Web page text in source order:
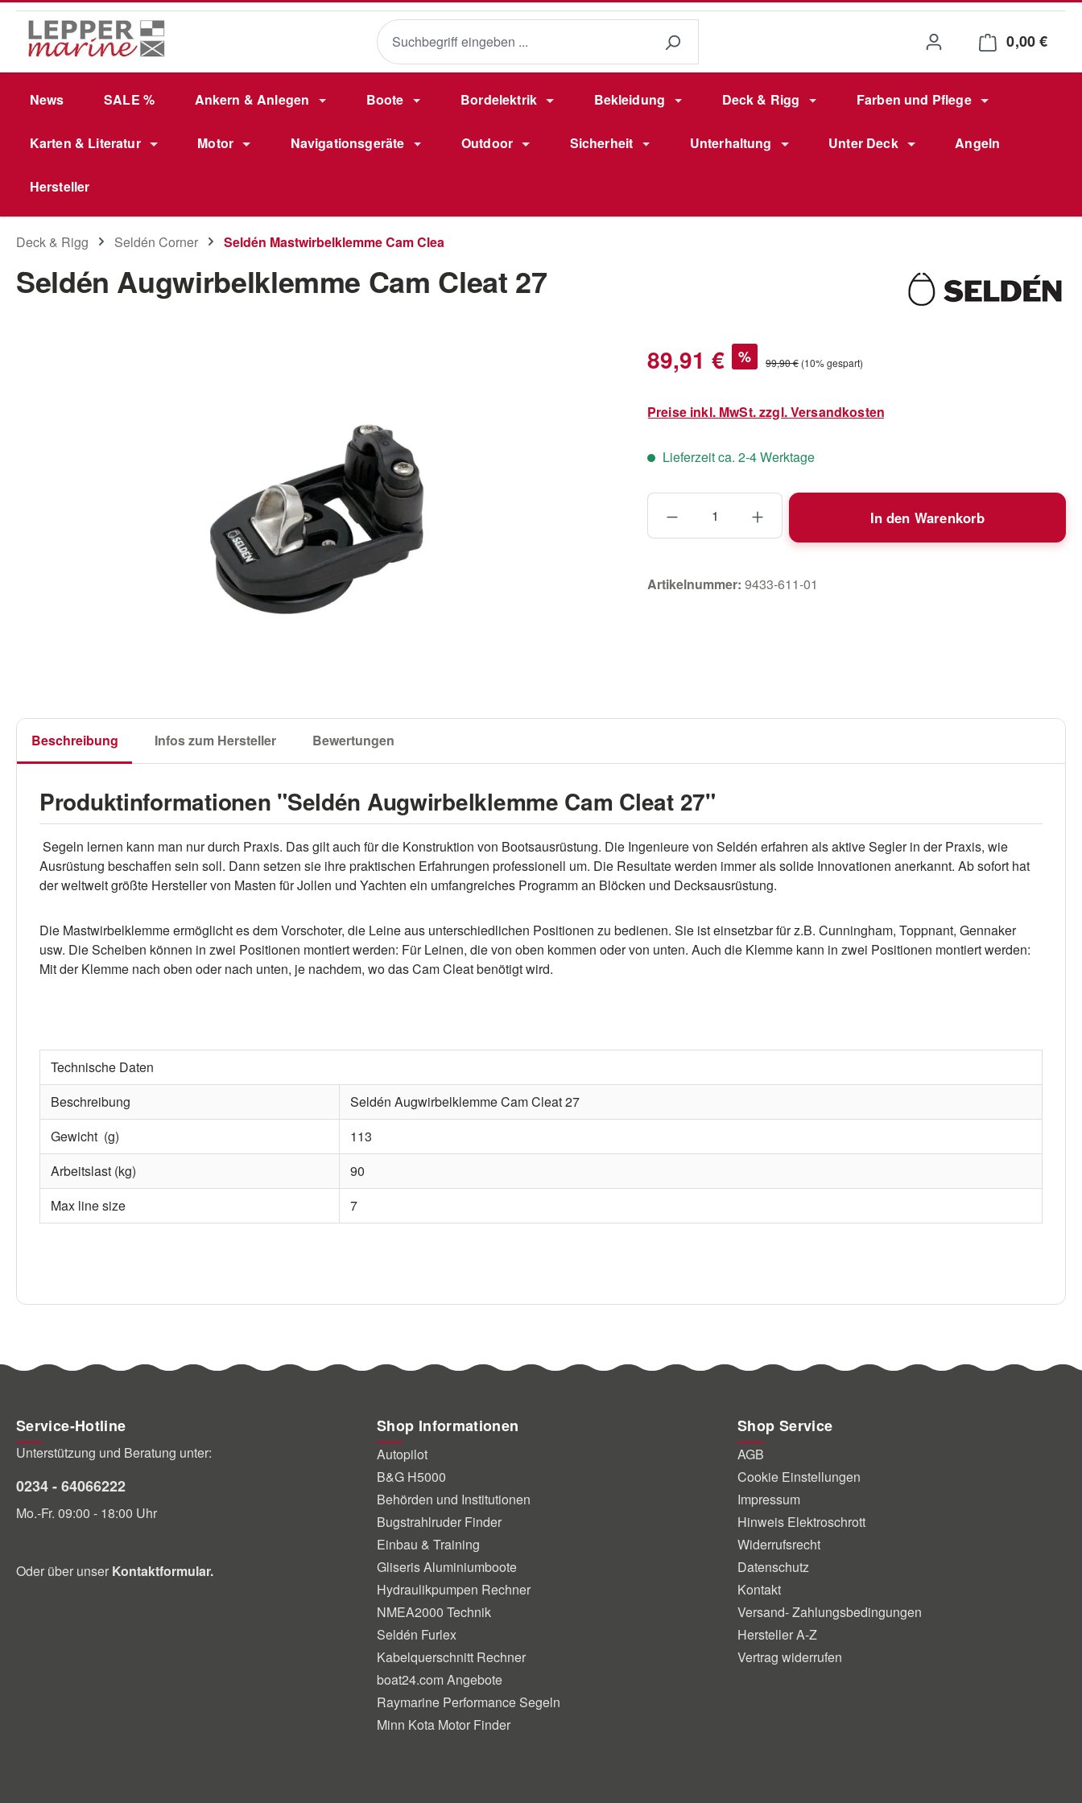
Hauptinhalt springen
Zur Suche springen
Zur Hauptnavigation springen
0,00 €
News SALE % Ankern & Anlegen Boote Bordelektrik Bekleidung Deck & Rigg Farben und Pflege
Karten & Literatur Motor Navigationsgeräte Outdoor Sicherheit Unterhaltung Unter Deck Angeln
Hersteller
Deck & Rigg Seldén Corner Seldén Mastwirbelklemme Cam Clea
Seldén Augwirbelklemme Cam Cleat 27
Verkaufspreis:
89,91 € % Regulärer Preis:
99,90 € (10% gespart)
Preise inkl. MwSt. zzgl. Versandkosten
Lieferzeit ca. 2-4 Werktage
Produkt Anzahl: Gib den gewünschten Wert
In den Warenkorb
Artikelnummer: 9433-611-01
Beschreibung Infos zum Hersteller Bewertungen
Produktinformationen "Seldén Augwirbelklemme Cam Cleat 27"
Segeln lernen kann man nur durch Praxis. Das gilt auch für die Konstruktion von Bootsausrüstung. Die Ingenieure von Seldén erfahren als aktive Segler in der Praxis, wie
Ausrüstung beschaffen sein soll. Dann setzen sie ihre praktischen Erfahrungen professionell um. Die Resultate werden immer als solide Innovationen anerkannt. Ab sofort hat
der weltweit größte Hersteller von Masten für Jollen und Yachten ein umfangreiches Programm an Blöcken und Decksausrüstung.
Die Mastwirbelklemme ermöglicht es dem Vorschoter, die Leine aus unterschiedlichen Positionen zu bedienen. Sie ist einsetzbar für z.B. Cunningham, Toppnant, Gennaker
usw. Die Scheiben können in zwei Positionen montiert werden: Für Leinen, die von oben kommen oder von unten. Auch die Klemme kann in zwei Positionen montiert werden:
Mit der Klemme nach oben oder nach unten, je nachdem, wo das Cam Cleat benötigt wird.
Technische Daten
Beschreibung
Seldén Augwirbelklemme Cam Cleat 27
Gewicht (g)
113
Arbeitslast (kg)
90
Max line size
7
Service-Hotline
Unterstützung und Beratung unter:
0234 - 64066222
Mo.-Fr. 09:00 - 18:00 Uhr
Oder über unser Kontaktformular.
Shop Informationen
Autopilot
B&G H5000
Behörden und Institutionen
Bugstrahlruder Finder
Einbau & Training
Gliseris Aluminiumboote
Hydraulikpumpen Rechner
NMEA2000 Technik
Seldén Furlex
Kabelquerschnitt Rechner
boat24.com Angebote
Raymarine Performance Segeln
Minn Kota Motor Finder
Shop Service
AGB
Cookie Einstellungen
Impressum
Hinweis Elektroschrott
Widerrufsrecht
Datenschutz
Kontakt
Versand- Zahlungsbedingungen
Hersteller A-Z
Vertrag widerrufen